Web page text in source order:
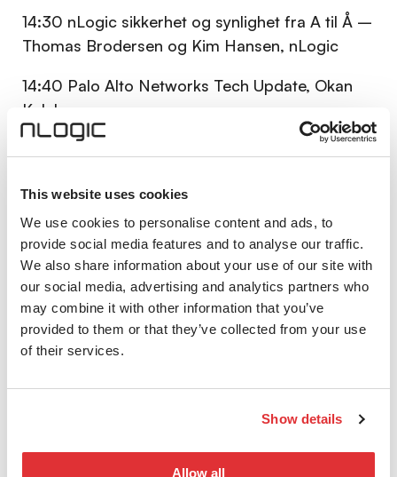
This website uses cookies
We use cookies to personalise content and ads, to
provide social media features and to analyse our traffic.
We also share information about your use of our site with
our social media, advertising and analytics partners who
may combine it with other information that you’ve
provided to them or that they’ve collected from your use
of their services.
Show details
Allow all
14:30 nLogic sikkerhet og synlighet fra A til Å –
Thomas Brodersen og Kim Hansen, nLogic
14:40 Palo Alto Networks Tech Update, Okan
Kalak
I denne sesjonen gir vi deg en innføring i Palo
spesielt søkelys på Prisma Access Browser og
hvordan denne moderne bedriftsnettleseren
åpner for nye muligheter innen sikker tilgang og
brukeropplevelse
15:00Experiences from the Front Line – Per
Soderqvist, Arctic Wolf
than ever, and the conclusion is unavoidable.
is shifting from gut instinct to evidence backed